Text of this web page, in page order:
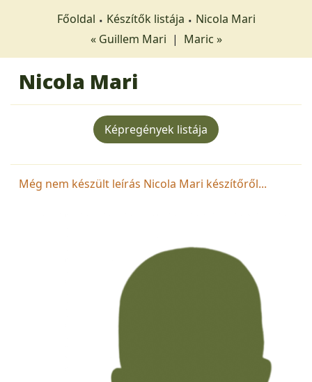
Főoldal Készítők listája
Nicola Mari
« Guillem Mari | Maric »
Nicola Mari
Képregények listája
Még nem készült leírás Nicola Mari készítőről...